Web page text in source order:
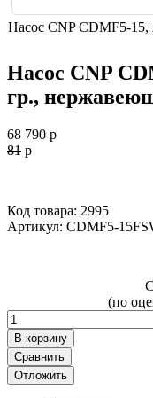
Насос CNP CDMF5-15,
Насос CNP
гр.,
68 790 p
81 p
Код товара: 2995
Артикул: CDMF5-
(по
В корзину
Сравнить
Отложить